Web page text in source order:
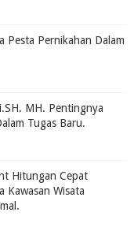
Pesta Pernikahan Dalam
MH. Pentingnya
Tugas Baru.
Hitungan Cepat
Kawasan Wisata